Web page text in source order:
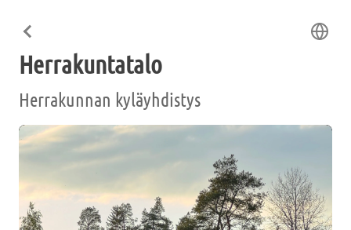
Herrakuntatalo
Herrakunnan kyläyhdistys